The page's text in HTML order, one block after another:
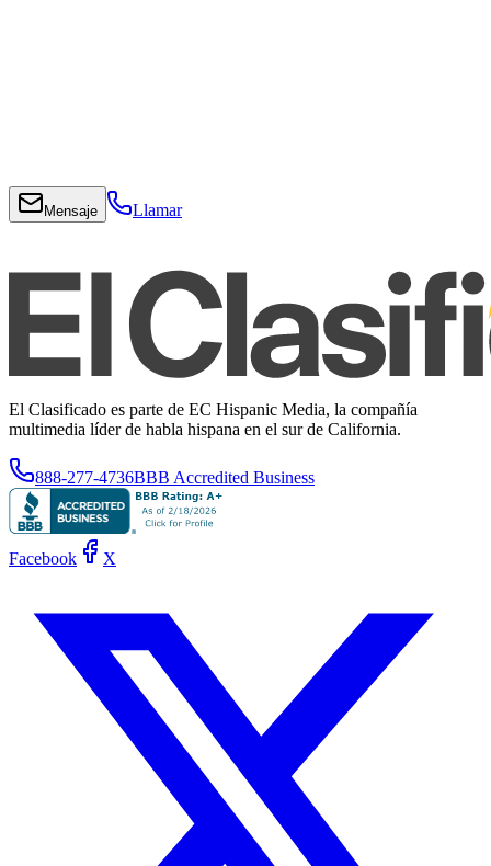
Mensaje Llamar
El Clasificado es parte de EC Hispanic Media, la compañía
multimedia líder de habla hispana en el sur de California.
888-277-4736BBB Accredited Business
Facebook X